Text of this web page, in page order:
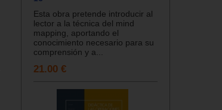
Esta obra pretende introducir al
lector a la técnica del mind
mapping, aportando el
conocimiento necesario para su
comprensión y a...
21.00 €